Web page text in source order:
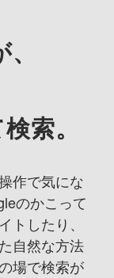
索。
作で気にな
のかこって
トしたり、
自然な方法
場で検索が